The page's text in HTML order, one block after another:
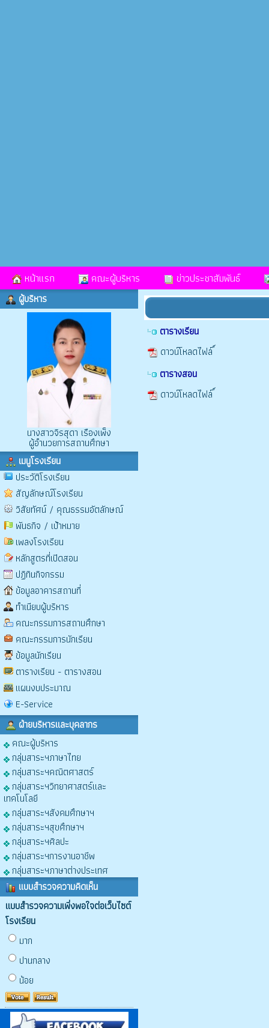
หน้าแรก คณะผู้บริหาร ข่าวประชาสัมพันธ์
ผู้บริหาร
นางสาวจิรสุดา เรืองเพ็ง
ผู้อำนวยการสถานศึกษา
เมนูโรงเรียน
ประวัติโรงเรียน
สัญลักษณ์โรงเรียน
วิสัยทัศน์ / คุณธรรมอัตลักษณ์
พันธกิจ / เป้าหมาย
เพลงโรงเรียน
หลักสูตรที่เปิดสอน
ปฏิทินกิจกรรม
ข้อมูลอาคารสถานที่
ทำเนียบผู้บริหาร
คณะกรรมการสถานศึกษา
คณะกรรมการนักเรียน
ข้อมูลนักเรียน
ตารางเรียน - ตารางสอน
แผนงบประมาณ
E-Service
ฝ่ายบริหารและบุคลากร
คณะผู้บริหาร
กลุ่มสาระฯภาษาไทย
กลุ่มสาระฯคณิตศาสตร์
กลุ่มสาระฯวิทยาศาสตร์และ
เทคโนโลยี
กลุ่มสาระฯสังคมศึกษาฯ
กลุ่มสาระฯสุขศึกษาฯ
กลุ่มสาระฯศิลปะ
กลุ่มสาระฯการงานอาชีพ
กลุ่มสาระฯภาษาต่างประเทศ
แบบสำรวจความคิดเห็น
แบบสำรวจความเพิ่งพอใจต่อเว็บไซต์
โรงเรียน
มาก
ปานกลาง
น้อย
ตารางเรียน
ดาวน์โหลดไฟล์
ตารางสอน
ดาวน์โหลดไฟล์